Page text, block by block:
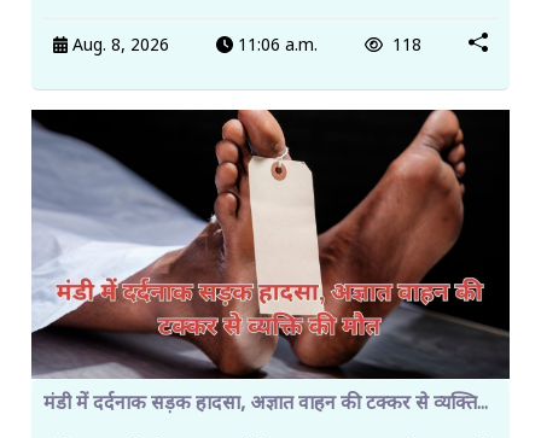
Aug. 8, 2026 11:06 a.m. 118
मंडी में दर्दनाक सड़क हादसा, अज्ञात वाहन की टक्कर से व्यक्ति...